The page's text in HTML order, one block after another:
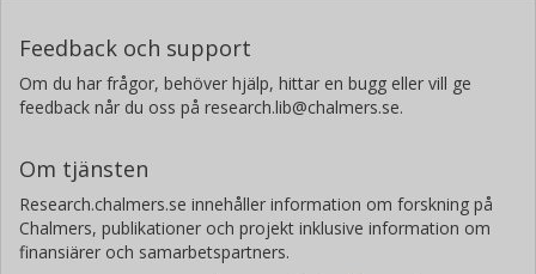
Feedback och support
Om du har frågor, behöver hjälp, hittar en bugg eller vill ge
feedback når du oss på research.lib@chalmers.se.
Om tjänsten
Research.chalmers.se innehåller information om forskning på
Chalmers, publikationer och projekt inklusive information om
finansiärer och samarbetspartners.